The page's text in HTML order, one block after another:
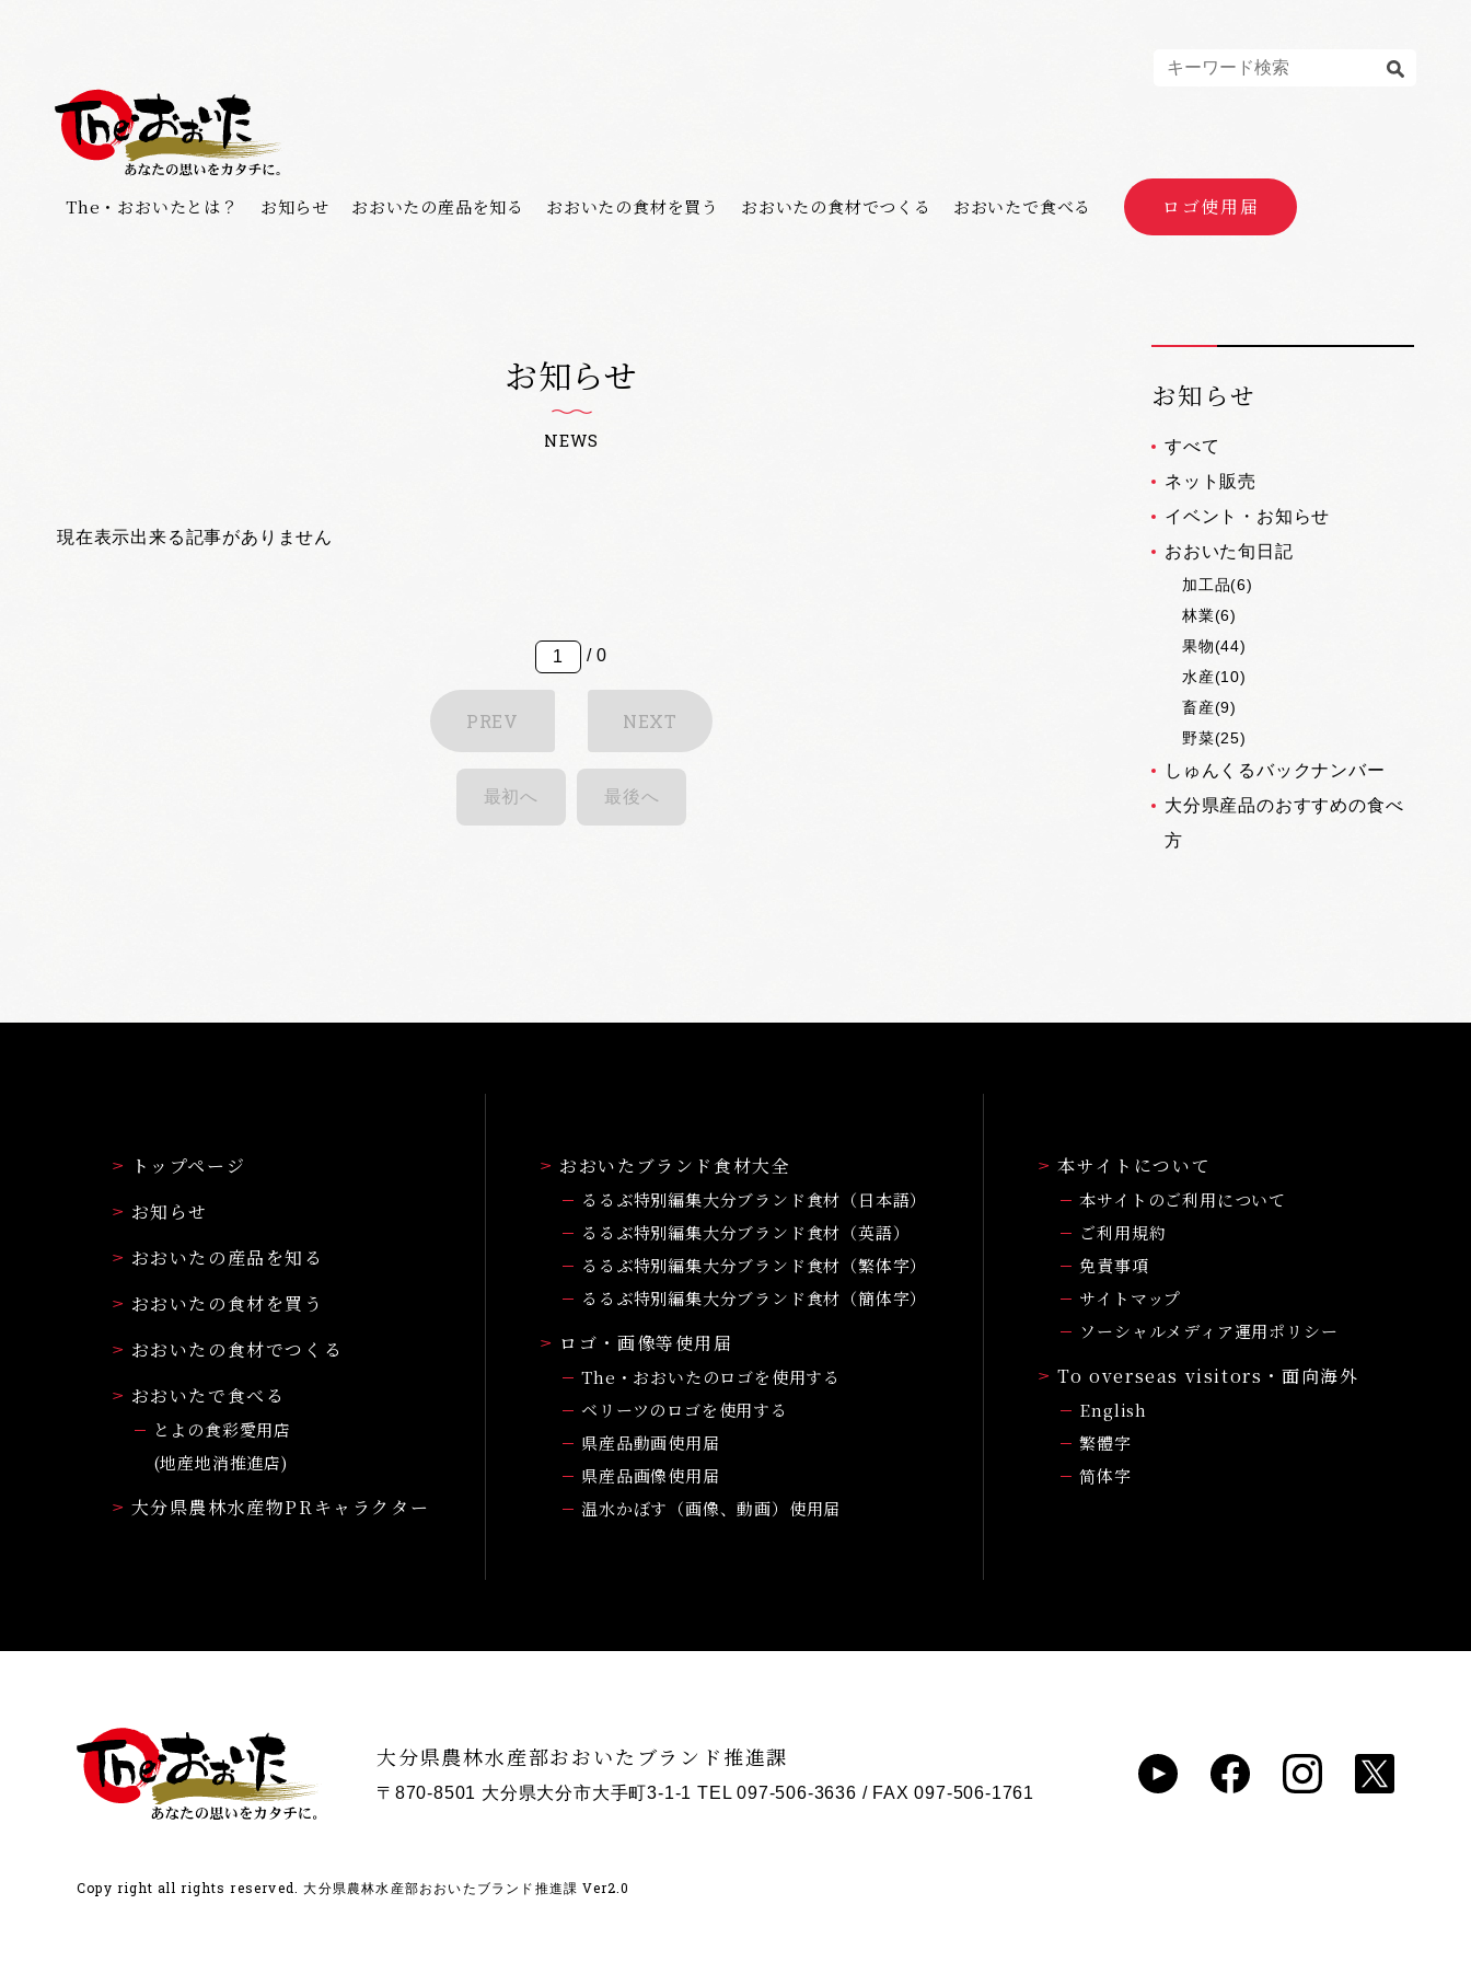
The・おおいたとは？ お知らせ おおいたの産品を知る おおいたの食材を買う おおいたの食材でつくる おおいたで食べる ロゴ使用届
お知らせ
NEWS
現在表示出来る記事がありません
/ 0
PREV NEXT
最初へ 最後へ
お知らせ
すべて
ネット販売
イベント・お知らせ
おおいた旬日記
加工品(6)
林業(6)
果物(44)
水産(10)
畜産(9)
野菜(25)
しゅんくるバックナンバー
大分県産品のおすすめの食べ
方
トップページ
お知らせ
おおいたの産品を知る
おおいたの食材を買う
おおいたの食材でつくる
おおいたで食べる
とよの食彩愛用店
(地産地消推進店)
大分県農林水産物PRキャラクター
おおいたブランド食材大全
るるぶ特別編集大分ブランド食材（日本語）
るるぶ特別編集大分ブランド食材（英語）
るるぶ特別編集大分ブランド食材（繁体字）
るるぶ特別編集大分ブランド食材（簡体字）
ロゴ・画像等使用届
The・おおいたのロゴを使用する
ベリーツのロゴを使用する
県産品動画使用届
県産品画像使用届
温水かぼす（画像、動画）使用届
本サイトについて
本サイトのご利用について
ご利用規約
免責事項
サイトマップ
ソーシャルメディア運用ポリシー
To overseas visitors・面向海外
English
繁體字
简体字
大分県農林水産部おおいたブランド推進課
〒870-8501 大分県大分市大手町3-1-1 TEL 097-506-3636 / FAX 097-506-1761
Copy right all rights reserved.大分県農林水産部おおいたブランド推進課 Ver2.0